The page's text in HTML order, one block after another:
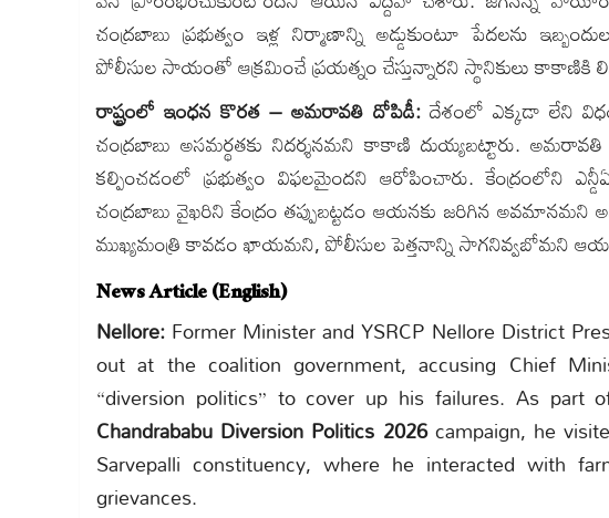
చంద్రబాబు ప్రభుత్వం ఇళ్ల నిర్మాణాన్ని అడ్డుకుంటూ పేదలను
పోలీసుల సాయంతో ఆక్రమించే ప్రయత్నం చేస్తున్నారని స్థానికులు కాకాణికి
రాష్ట్రంలో ఇంధన కొరత – అమరావతి దోపిడీ:దేశంలో ఎక్కడా లేని
చంద్రబాబు అసమర్థతకు నిదర్శనమని కాకాణి దుయ్యబట్టారు.
కల్పించడంలో ప్రభుత్వం విఫలమైందని ఆరోపించారు.
చంద్రబాబు వైఖరిని కేంద్రం తప్పుబట్టడం ఆయనకు జరిగిన అవమానమని
ముఖ్యమంత్రి కావడం ఖాయమని, పోలీసుల పెత్తనాన్ని సాగనివ్వబోమని
News Article (English)
Nellore:Former Minister and YSRCP Nellore District
out at the coalition government, accusing Chief
“diversion politics” to cover up his failures. As part
Chandrababu Diversion Politics 2026campaign, he
Sarvepalli constituency, where he interacted with
grievances.